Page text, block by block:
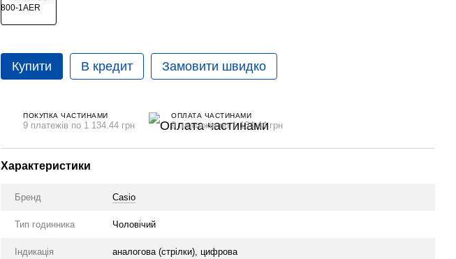
Купити В кредит Замовити швидко
ПОКУПКА ЧАСТИНАМИ
9 платежів по 1 134.44 грн
ОПЛАТА ЧАСТИНАМИ
9 платежів по 1 134.44 грн
Характеристики
Бренд Casio
Тип годинника Чоловічий
Індикація аналогова (стрілки), цифрова